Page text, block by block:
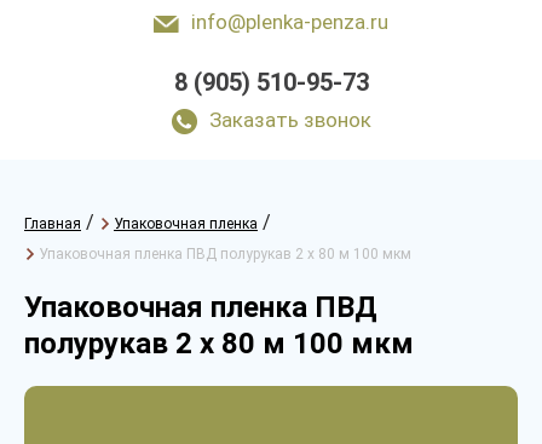
info@plenka-penza.ru
8 (905) 510-95-73
Заказать звонок
Главная / Упаковочная пленка /
Упаковочная пленка ПВД полурукав 2 х 80 м 100 мкм
Упаковочная пленка ПВД
полурукав 2 х 80 м 100 мкм